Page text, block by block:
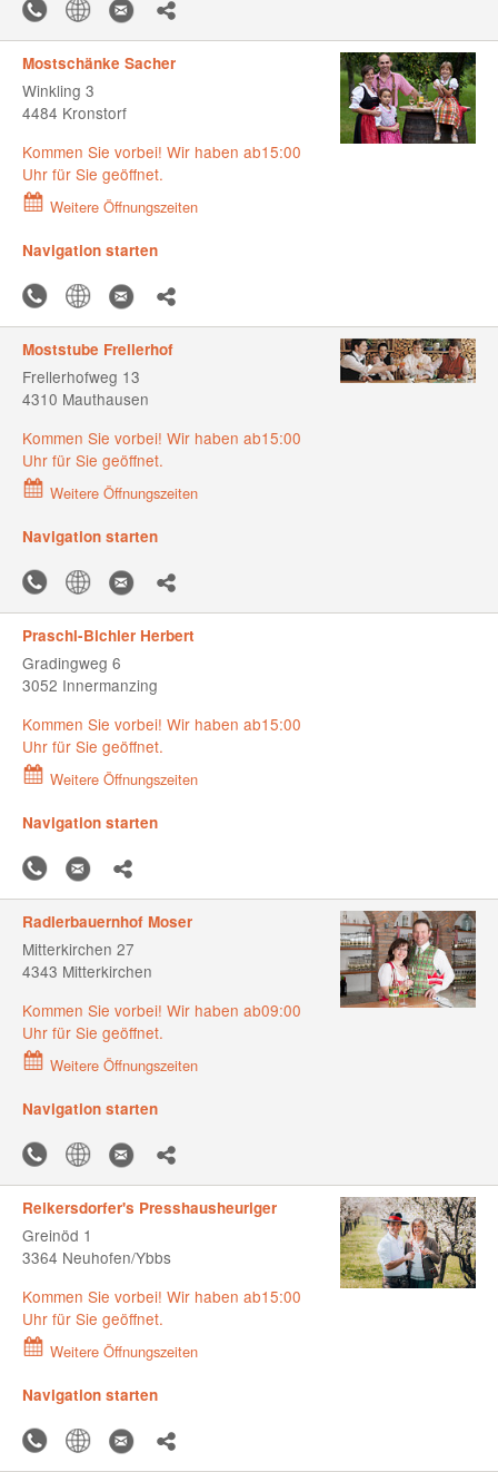
Mostschänke Sacher
Winkling 3
4484 Kronstorf
Kommen Sie vorbei! Wir haben ab15:00
Uhr für Sie geöffnet.
Weitere Öffnungszeiten
Navigation starten
Moststube Frellerhof
Frellerhofweg 13
4310 Mauthausen
Kommen Sie vorbei! Wir haben ab15:00
Uhr für Sie geöffnet.
Weitere Öffnungszeiten
Navigation starten
Praschl-Bichler Herbert
Gradingweg 6
3052 Innermanzing
Kommen Sie vorbei! Wir haben ab15:00
Uhr für Sie geöffnet.
Weitere Öffnungszeiten
Navigation starten
Radlerbauernhof Moser
Mitterkirchen 27
4343 Mitterkirchen
Kommen Sie vorbei! Wir haben ab09:00
Uhr für Sie geöffnet.
Weitere Öffnungszeiten
Navigation starten
Reikersdorfer's Presshausheuriger
Greinöd 1
3364 Neuhofen/Ybbs
Kommen Sie vorbei! Wir haben ab15:00
Uhr für Sie geöffnet.
Weitere Öffnungszeiten
Navigation starten